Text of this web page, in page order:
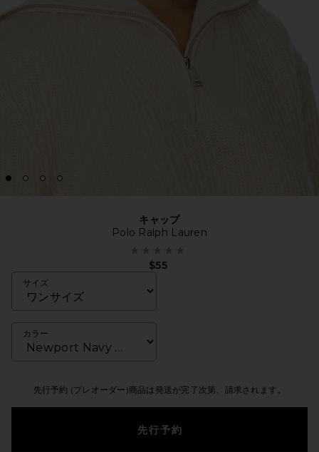
キャップ
Polo Ralph Lauren
$55
サイズ
カラー
先行予約 (プレオーダー)商品は発送が完了次第、請求されます。
先行予約